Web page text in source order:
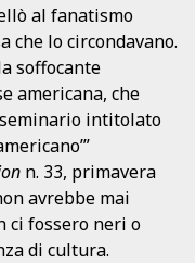
al fanatismo
che lo circondavano.
soffocante
americana, che
intitolato
n. 33, primavera
avrebbe mai
ci fossero neri o
di cultura.